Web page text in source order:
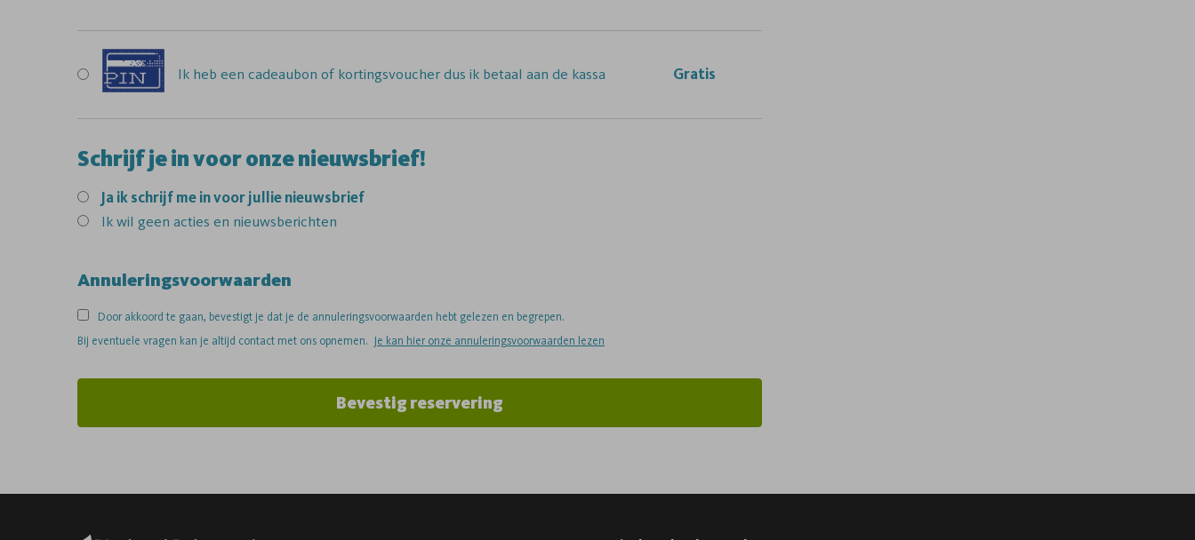
Ik heb een cadeaubon of kortingsvoucher dus ik betaal aan de kassa Gratis
Schrijf je in voor onze nieuwsbrief!
Ja ik schrijf me in voor jullie nieuwsbrief
Ik wil geen acties en nieuwsberichten
Annuleringsvoorwaarden
Door akkoord te gaan, bevestigt je dat je de annuleringsvoorwaarden hebt gelezen en begrepen.
Bij eventuele vragen kan je altijd contact met ons opnemen. Je kan hier onze annuleringsvoorwaarden lezen
Bevestig reservering